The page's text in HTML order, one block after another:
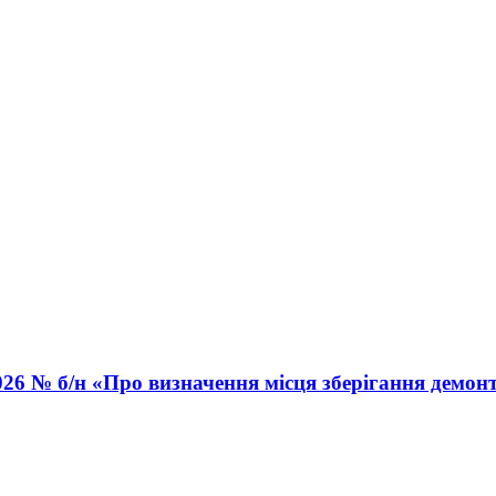
№ б/н «Про визначення місця зберігання